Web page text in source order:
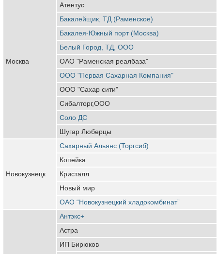
Москва
Атентус
Бакалейщик, ТД (Раменское)
Бакалея-Южный порт (Москва)
Белый Город, ТД, ООО
ОАО "Раменская реалбаза"
ООО "Первая Сахарная Компания"
ООО "Сахар сити"
Сибалторг,ООО
Соло ДС
Шугар Люберцы
Новокузнецк
Сахарный Альянс (Торгсиб)
Копейка
Кристалл
Новый мир
ОАО “Новокузнецкий хладокомбинат”
Антэкс+
Астра
ИП Бирюков